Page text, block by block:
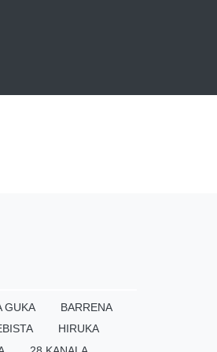
GUKA
BARRENA
HIRUKA